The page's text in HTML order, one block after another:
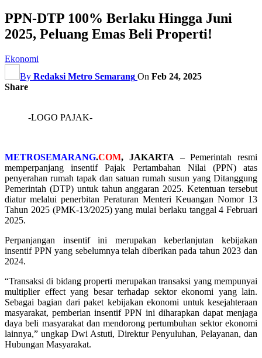
PPN-DTP 100% Berlaku Hingga Juni
2025, Peluang Emas Beli Properti!
Ekonomi
By Redaksi Metro Semarang On Feb 24, 2025
Share
-LOGO PAJAK-
METROSEMARANG.COM, JAKARTA – Pemerintah resmi
memperpanjang insentif Pajak Pertambahan Nilai (PPN) atas
penyerahan rumah tapak dan satuan rumah susun yang Ditanggung
Pemerintah (DTP) untuk tahun anggaran 2025. Ketentuan tersebut
diatur melalui penerbitan Peraturan Menteri Keuangan Nomor 13
Tahun 2025 (PMK-13/2025) yang mulai berlaku tanggal 4 Februari
2025.
Perpanjangan insentif ini merupakan keberlanjutan kebijakan
insentif PPN yang sebelumnya telah diberikan pada tahun 2023 dan
2024.
“Transaksi di bidang properti merupakan transaksi yang mempunyai
multiplier effect yang besar terhadap sektor ekonomi yang lain.
Sebagai bagian dari paket kebijakan ekonomi untuk kesejahteraan
masyarakat, pemberian insentif PPN ini diharapkan dapat menjaga
daya beli masyarakat dan mendorong pertumbuhan sektor ekonomi
lainnya,” ungkap Dwi Astuti, Direktur Penyuluhan, Pelayanan, dan
Hubungan Masyarakat.